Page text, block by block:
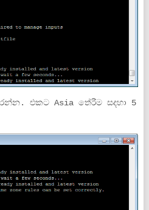
එකට Asia තේරීම සදහා 5